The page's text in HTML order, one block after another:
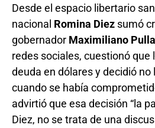
Desde el espacio libertario
nacional Romina Diez sumó
gobernador Maximiliano
redes sociales, cuestionó que
deuda en dólares y decidió
cuando se había
advirtió que esa decisión “la
Diez, no se trata de una